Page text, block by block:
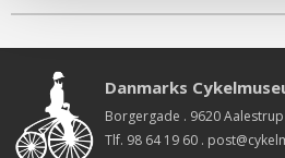
Danmarks
Borgergade . 9620 Aalestrup
Tlf. 98 64 19 60 .